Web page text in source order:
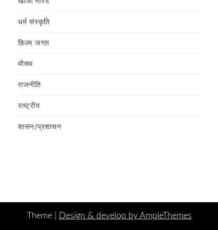
धर्म संस्कृति
फ़िल्‍म जगत
मौसम
राजनीति
राष्ट्रीय
शासन/प्रशासन
Theme | Design & develop by AmpleThemes